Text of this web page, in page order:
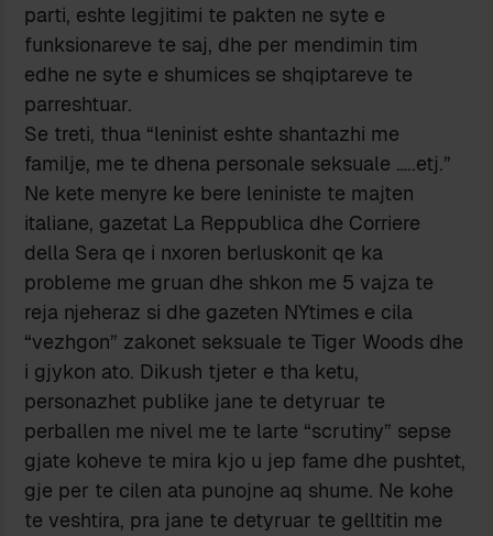
parti, eshte legjitimi te pakten ne syte e
funksionareve te saj, dhe per mendimin tim
edhe ne syte e shumices se shqiptareve te
parreshtuar.
Se treti, thua “leninist eshte shantazhi me
familje, me te dhena personale seksuale …..etj.”
Ne kete menyre ke bere leniniste te majten
italiane, gazetat La Reppublica dhe Corriere
della Sera qe i nxoren berluskonit qe ka
probleme me gruan dhe shkon me 5 vajza te
reja njeheraz si dhe gazeten NYtimes e cila
“vezhgon” zakonet seksuale te Tiger Woods dhe
i gjykon ato. Dikush tjeter e tha ketu,
personazhet publike jane te detyruar te
perballen me nivel me te larte “scrutiny” sepse
gjate koheve te mira kjo u jep fame dhe pushtet,
gje per te cilen ata punojne aq shume. Ne kohe
te veshtira, pra jane te detyruar te gelltitin me